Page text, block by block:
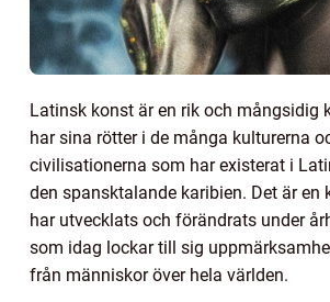
Latinsk konst är en rik och mångsidig
har sina rötter i de många kulturerna
civilisationerna som har existerat i
den spansktalande karibien. Det är en
har utvecklats och förändrats under
som idag lockar till sig
från människor över hela världen.